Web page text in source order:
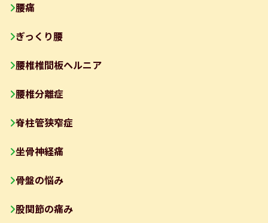
腰痛
ぎっくり腰
腰椎椎間板ヘルニア
腰椎分離症
脊柱管狭窄症
坐骨神経痛
骨盤の悩み
股関節の痛み